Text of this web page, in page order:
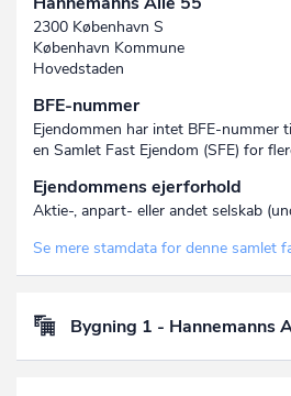
2300 København S
København Kommune
Hovedstaden
BFE-nummer
Ejendommen har intet BFE-nummer
en Samlet Fast Ejendom (SFE) for
Ejendommens ejerforhold
Aktie-, anpart- eller andet selskab
Se mere stamdata for denne samlet
Bygning 1 - Hannemanns